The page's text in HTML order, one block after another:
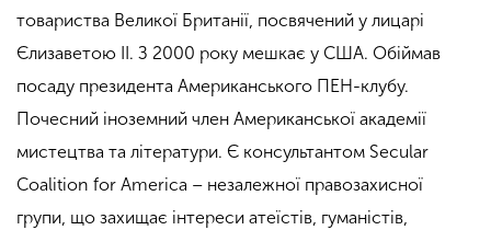
товариства Великої Британії, посвячений у лицарі
Єлизаветою II. З 2000 року мешкає у США. Обіймав
посаду президента Американського ПЕН-клубу.
Почесний іноземний член Американської академії
мистецтва та літератури. Є консультантом Secular
Coalition for America – незалежної правозахисної
групи, що захищає інтереси атеїстів, гуманістів,